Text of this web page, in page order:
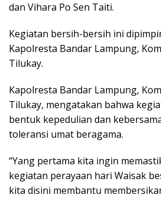
dan Vihara Po Sen Taiti.
Kegiatan bersih-bersih ini
Kapolresta Bandar Lampung,
Tilukay.
Kapolresta Bandar Lampung,
Tilukay, mengatakan bahwa
bentuk kepedulian dan
toleransi umat beragama.
“Yang pertama kita ingin
kegiatan perayaan hari Waisak
kita disini membantu